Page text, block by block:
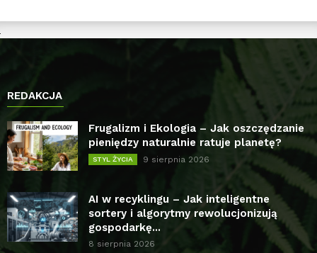
REDAKCJA
Frugalizm i Ekologia – Jak oszczędzanie
pieniędzy naturalnie ratuje planetę?
STYL ŻYCIA 9 sierpnia 2026
AI w recyklingu – Jak inteligentne
sortery i algorytmy rewolucjonizują
gospodarkę...
8 sierpnia 2026